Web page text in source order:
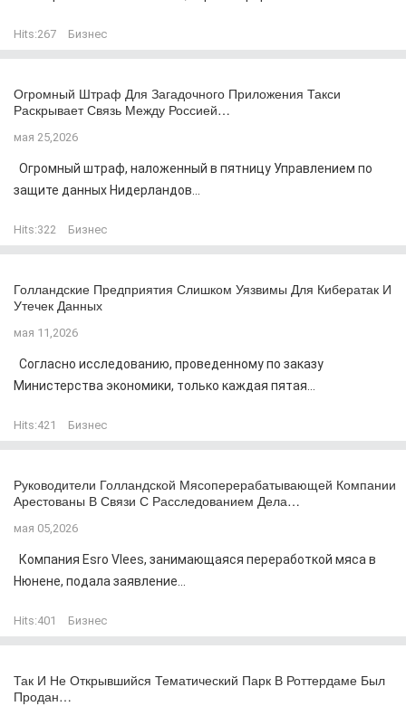
Hits:267 Бизнес
Огромный Штраф Для Загадочного Приложения Такси
Раскрывает Связь Между Россией…
мая 25,2026
Огромный штраф, наложенный в пятницу Управлением по
защите данных Нидерландов...
Hits:322 Бизнес
Голландские Предприятия Слишком Уязвимы Для Кибератак И
Утечек Данных
мая 11,2026
Согласно исследованию, проведенному по заказу
Министерства экономики, только каждая пятая...
Hits:421 Бизнес
Руководители Голландской Мясоперерабатывающей Компании
Арестованы В Связи С Расследованием Дела…
мая 05,2026
Компания Esro Vlees, занимающаяся переработкой мяса в
Нюнене, подала заявление...
Hits:401 Бизнес
Так И Не Открывшийся Тематический Парк В Роттердаме Был
Продан…